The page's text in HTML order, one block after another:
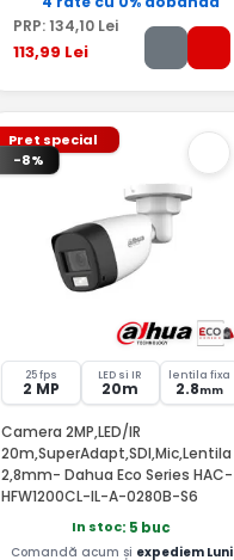
PRP: 134,10 Lei
113,99 Lei
Pret special
-8%
25 fps
2 MP
LED si IR
20m
lentila fixa
2.8mm
Camera 2MP,LED/IR
20m,SuperAdapt,SDI,Mic,Lentila
2,8mm- Dahua Eco Series HAC-
HFW1200CL-IL-A-0280B-S6
In stoc: 5 buc
Comandă acum și expediem Luni